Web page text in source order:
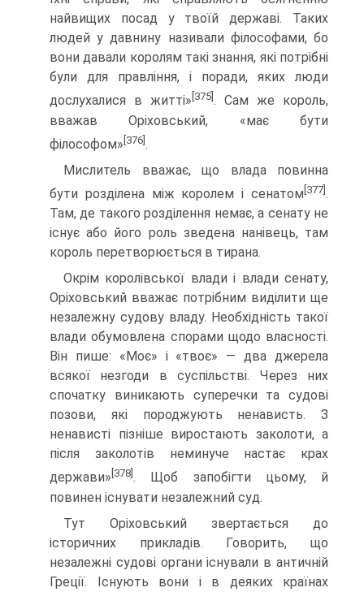
найвищих посад у твоїй державі. Та­ких
людей у давнину називали філософами, бо
вони давали королям такі знання, які потрібні
були для правління, і поради, яких люди
дослухалися в житті» [375] . Сам же король,
вважав Оріховський, «має бути
філософом» [376].
Мислитель вважає, що влада повинна
бути розділена між королем і сенатом [377] .
Там, де такого розділення немає, а сенату не
існує або його роль зведена нанівець, там
король перетворюється в тирана.
Окрім королівської влади і влади сенату,
Оріховський вважає потрібним виділи­ти ще
незалежну судову владу. Необхідність такої
влади обумовлена спорами щодо власності.
Він пише: «Моє» і «твоє» — два джерела
всякої незгоди в суспільстві. Через них
спочатку виникають суперечки та судові
позови, які породжують нена­висть. З
ненависті пізніше виростають заколоти, а
після заколотів неминуче настає крах
держави» [378] . Щоб запобігти цьому, й
повинен існувати незалежний суд.
Тут Оріховський звертається до
історичних прикладів. Говорить, що
незалежні судові органи існували в античній
Греції. Існують вони і в деяких країнах